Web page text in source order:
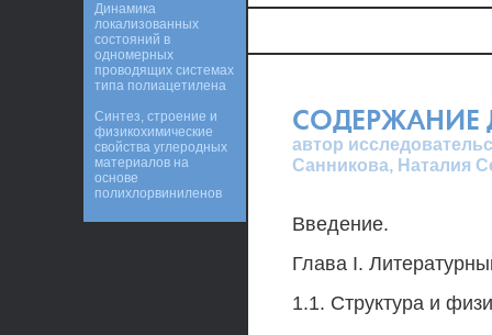
СОДЕРЖАНИЕ
автор
Санникова, Наталия
Введение.
Глава I.
1.1. Структура и
Динамика
локализованных
состояний в
одномерных
проводящих системах
типа полиацетилена
Синтез, строение и
физикохимические
свойства углеродных
материалов на
основе
полихлорвиниленов